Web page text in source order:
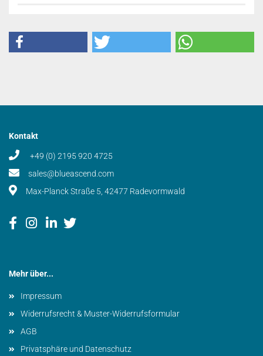
Kontakt
+49 (0) 2195 920 4725
sales@blueascend.com
Max-Planck Straße 5, 42477 Radevormwald
Mehr über...
Impressum
Widerrufsrecht & Muster-Widerrufsformular
AGB
Privatsphäre und Datenschutz